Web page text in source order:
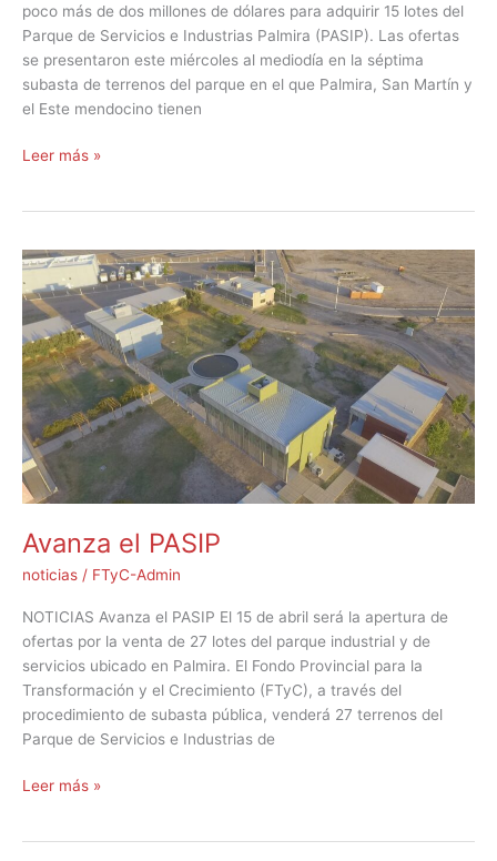
poco más de dos millones de dólares para adquirir 15 lotes del
Parque de Servicios e Industrias Palmira (PASIP). Las ofertas
se presentaron este miércoles al mediodía en la séptima
subasta de terrenos del parque en el que Palmira, San Martín y
el Este mendocino tienen
Leer más »
Avanza el PASIP
noticias / FTyC-Admin
NOTICIAS Avanza el PASIP El 15 de abril será la apertura de
ofertas por la venta de 27 lotes del parque industrial y de
servicios ubicado en Palmira. El Fondo Provincial para la
Transformación y el Crecimiento (FTyC), a través del
procedimiento de subasta pública, venderá 27 terrenos del
Parque de Servicios e Industrias de
Avanza
el
PASIP
Leer más »